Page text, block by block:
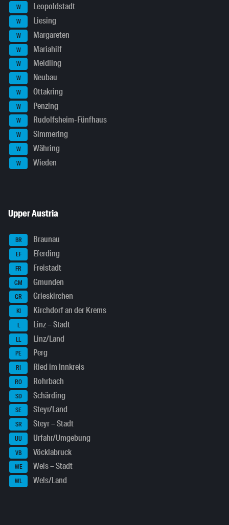
W Leopoldstadt
W Liesing
W Margareten
W Mariahilf
W Meidling
W Neubau
W Ottakring
W Penzing
W Rudolfsheim-Fünfhaus
W Simmering
W Währing
W Wieden
Upper Austria
BR Braunau
EF Eferding
FR Freistadt
GM Gmunden
GR Grieskirchen
KI Kirchdorf an der Krems
L Linz – Stadt
LL Linz/Land
PE Perg
RI Ried im Innkreis
RO Rohrbach
SD Schärding
SE Steyr/Land
SR Steyr – Stadt
UU Urfahr/Umgebung
VB Vöcklabruck
WE Wels – Stadt
WL Wels/Land